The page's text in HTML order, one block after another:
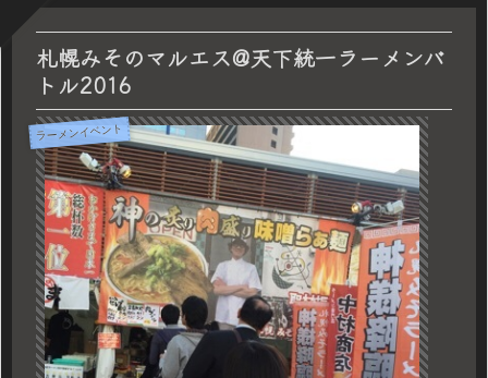
札幌みそのマルエス@天下統一ラーメンバ
トル2016
ラーメンイベント